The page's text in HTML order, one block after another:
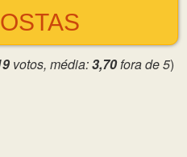
votos, média:3,70fora de 5)